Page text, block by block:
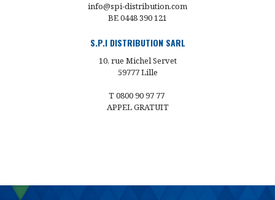
info@spi-distribution.com
BE 0448 390 121
S.P.I DISTRIBUTION SARL
10, rue Michel Servet
59777 Lille
T 0800 90 97 77
APPEL GRATUIT